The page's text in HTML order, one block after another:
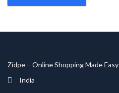
Zidpe – Online Shopping Made Easy
India